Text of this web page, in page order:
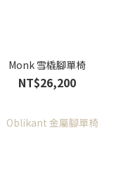
Monk 雪橇腳單椅
NT$26,200